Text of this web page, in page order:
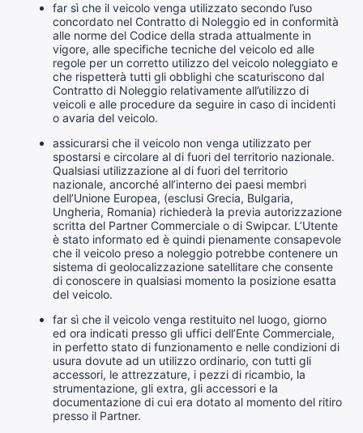
far sì che il veicolo venga utilizzato secondo l’uso
concordato nel Contratto di Noleggio ed in conformità
alle norme del Codice della strada attualmente in
vigore, alle specifiche tecniche del veicolo ed alle
regole per un corretto utilizzo del veicolo noleggiato e
che rispetterà tutti gli obblighi che scaturiscono dal
Contratto di Noleggio relativamente all’utilizzo di
veicoli e alle procedure da seguire in caso di incidenti
o avaria del veicolo.
assicurarsi che il veicolo non venga utilizzato per
spostarsi e circolare al di fuori del territorio nazionale.
Qualsiasi utilizzazione al di fuori del territorio
nazionale, ancorché all’interno dei paesi membri
dell’Unione Europea, (esclusi Grecia, Bulgaria,
Ungheria, Romania) richiederà la previa autorizzazione
scritta del Partner Commerciale o di Swipcar. L’Utente
è stato informato ed è quindi pienamente consapevole
che il veicolo preso a noleggio potrebbe contenere un
sistema di geolocalizzazione satellitare che consente
di conoscere in qualsiasi momento la posizione esatta
del veicolo.
far sì che il veicolo venga restituito nel luogo, giorno
ed ora indicati presso gli uffici dell’Ente Commerciale,
in perfetto stato di funzionamento e nelle condizioni di
usura dovute ad un utilizzo ordinario, con tutti gli
accessori, le attrezzature, i pezzi di ricambio, la
strumentazione, gli extra, gli accessori e la
documentazione di cui era dotato al momento del ritiro
presso il Partner.